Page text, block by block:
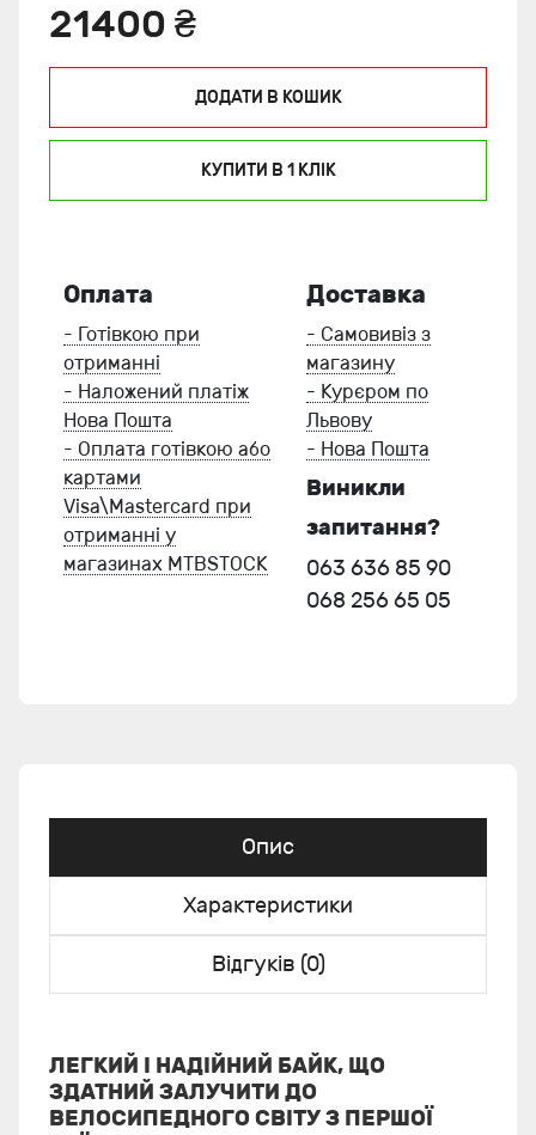
21400 ₴
ДОДАТИ В КОШИК
КУПИТИ В 1 КЛIК
Оплата
- Готівкою при
отриманні
- Наложений платіж
Нова Пошта
- Оплата готівкою або
картами
Visa\Mastercard при
отриманні у
магазинах MTBSTOCK
Доставка
- Самовивіз з
магазину
- Курєром по
Львову
- Нова Пошта
Виникли
запитання?
063 636 85 90
068 256 65 05
Опис
Характеристики
Відгуків (0)
ЛЕГКИЙ І НАДІЙНИЙ БАЙК, ЩО
ЗДАТНИЙ ЗАЛУЧИТИ ДО
ВЕЛОСИПЕДНОГО СВІТУ З ПЕРШОЇ